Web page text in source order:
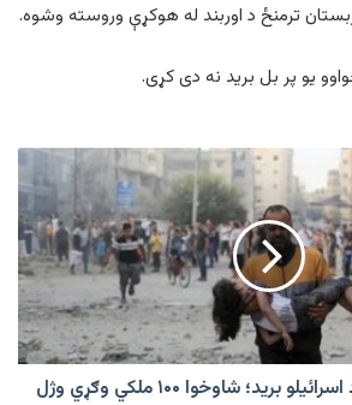
ترمنځ د اوربند له هوکړې وروسته وشوه.
يو پر بل برید نه دی کړی.
غزه کې پر ښوونځي د اسرائیلو برید؛ شاوخوا ۱۰۰ ملکي وګړي وژل